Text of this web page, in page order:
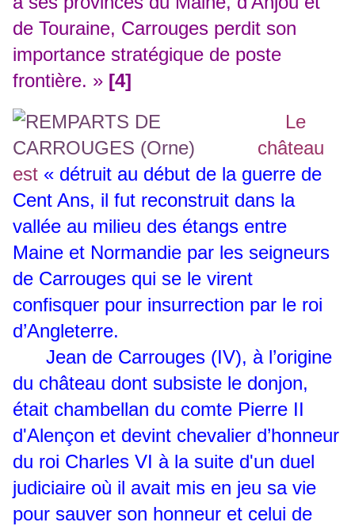
de Touraine, Carrouges perdit son
importance stratégique de poste
frontière. » [4]
Le
château
est « détruit au début de la guerre de
Cent Ans, il fut reconstruit dans la
vallée au milieu des étangs entre
Maine et Normandie par les seigneurs
de Carrouges qui se le virent
confisquer pour insurrection par le roi
d’Angleterre.
Jean de Carrouges (IV), à l’origine
du château dont subsiste le donjon,
était chambellan du comte Pierre II
d'Alençon et devint chevalier d’honneur
du roi Charles VI à la suite d'un duel
judiciaire où il avait mis en jeu sa vie
pour sauver son honneur et celui de